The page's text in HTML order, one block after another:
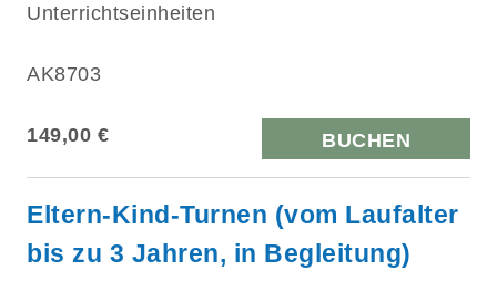
Unterrichtseinheiten
AK8703
149,00 € BUCHEN
Eltern-Kind-Turnen (vom Laufalter
bis zu 3 Jahren, in Begleitung)